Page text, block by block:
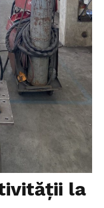
la